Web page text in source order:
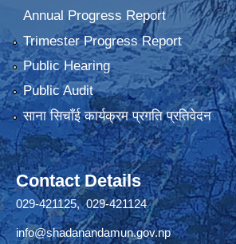
Annual Progress Report
Trimester Progress Report
Public Hearing
Public Audit
साना सिचाँई कार्यक्रम प्रगति प्रतिवेदन
Contact Details
029-421125, 029-421124
info@shadanandamun.gov.np